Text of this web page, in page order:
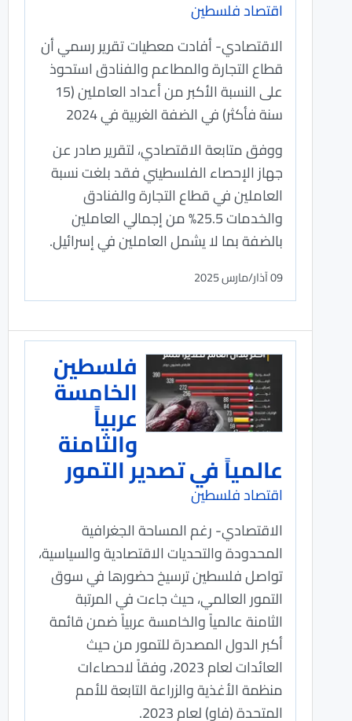
اقتصاد فلسطين
الاقتصادي- أفادت معطيات تقرير رسمي أن
قطاع التجارة والمطاعم والفنادق استحوذ
على النسبة الأكبر من أعداد العاملين (15
سنة فأكثر) في الضفة الغربية في 2024
ووفق متابعة الاقتصادي، لتقرير صادر عن
جهاز الإحصاء الفلسطيني فقد بلغت نسبة
العاملين في قطاع التجارة والفنادق
والخدمات 25.5% من إجمالي العاملين
بالضفة بما لا يشمل العاملين في إسرائيل.
09 آذار/مارس 2025
فلسطين
الخامسة
عربياً
والثامنة
عالمياً في تصدير التمور
اقتصاد فلسطين
الاقتصادي- رغم المساحة الجغرافية
المحدودة والتحديات الاقتصادية والسياسية،
تواصل فلسطين ترسيخ حضورها في سوق
التمور العالمي، حيث جاءت في المرتبة
الثامنة عالمياً والخامسة عربياً ضمن قائمة
أكبر الدول المصدرة للتمور من حيث
العائدات لعام 2023، وفقاً لاحصاءات
منظمة الأغذية والزراعة التابعة للأمم
المتحدة (فاو) لعام 2023.